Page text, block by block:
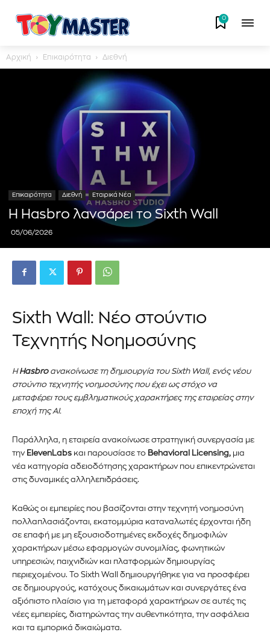
0
Αρχική Επικαιρότητα Διεθνή
Επικαιρότητα Διεθνή Εταιρικά Νέα
Η Hasbro λανσάρει το Sixth Wall
05/06/2026
Sixth Wall: Νέο στούντιο
Τεχνητής Νοημοσύνης
ΗHasbroανακοίνωσε τη δημιουργία του Sixth Wall, ενός νέου
στούντιο τεχνητής νοημοσύνης που έχει ως στόχο να
μεταφέρει τους εμβληματικούς χαρακτήρες της εταιρείας στην
εποχή της AI.
Παράλληλα, η εταιρεία ανακοίνωσε στρατηγική συνεργασία με
την ElevenLabs και παρουσίασε το Behavioral Licensing, μια
νέα κατηγορία αδειοδότησης χαρακτήρων που επικεντρώνεται
στις δυναμικές αλληλεπιδράσεις.
Καθώς οι εμπειρίες που βασίζονται στην τεχνητή νοημοσύνη
πολλαπλασιάζονται, εκατομμύρια καταναλωτές έρχονται ήδη
σε επαφή με μη εξουσιοδοτημένες εκδοχές δημοφιλών
χαρακτήρων μέσω εφαρμογών συνομιλίας, φωνητικών
υπηρεσιών, παιχνιδιών και πλατφορμών δημιουργίας
περιεχομένου. Το Sixth Wall δημιουργήθηκε για να προσφέρει
σε δημιουργούς, κατόχους δικαιωμάτων και συνεργάτες ένα
αξιόπιστο πλαίσιο για τη μεταφορά χαρακτήρων σε αυτές τις
νέες εμπειρίες, διατηρώντας την αυθεντικότητα, την ασφάλεια
και τα εμπορικά δικαιώματα.